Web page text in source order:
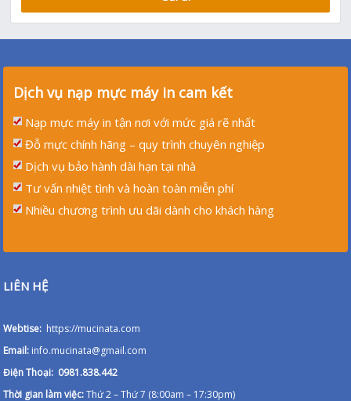
Dịch vụ nạp mực máy in cam kết
Nạp mực máy in tận nơi với mức giá rẽ nhất
Đỗ mực chính hãng – quy trình chuyên nghiệp
Dịch vụ bảo hành dài hạn tại nhà
Tư vấn nhiệt tình và hoàn toàn miễn phí
Nhiều chương trình ưu dãi dành cho khách hàng
LIÊN HỆ
Webtise: https://mucinata.com
Email: info.mucinata@gmail.com
Điện Thoại: 0981.838.442
Thời gian làm việc:Thứ 2 – Thứ 7 (8:00am – 17:30pm)